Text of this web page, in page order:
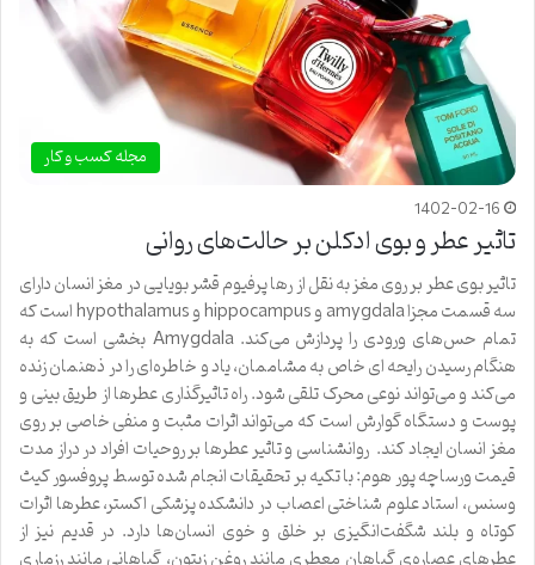
مجله کسب و کار
1402-02-16
تاثیر عطر و بوی ادکلن بر حالت‌های روانی
تاثیر بوی عطر بر روی مغز به نقل از رها پرفیوم قشر بویایی در مغز انسان دارای
سه قسمت مجزا amygdala و hippocampus و hypothalamus است که
تمام حس‌های ورودی را پردازش می‌کند. Amygdala بخشی است که به
هنگام رسیدن رایحه ای خاص به مشاممان، یاد و خاطره‌ای را در ذهنمان زنده
می‌کند و می‌تواند نوعی محرک تلقی شود. راه تاثیرگذاری عطرها از طریق بینی و
پوست و دستگاه گوارش است که می‌تواند اثرات مثبت و منفی خاصی بر روی
مغز انسان ایجاد کند. روانشناسی و تاثیر عطرها بر روحیات افراد در دراز مدت
قیمت ورساچه پور هوم: با تکیه بر تحقیقات انجام شده توسط پروفسور کیث
وسنس، استاد علوم شناختی اعصاب در دانشکده پزشکی اکستر، عطرها اثرات
کوتاه و بلند شگفت‌انگیزی بر خلق و خوی انسان‌ها دارد. در قدیم نیز از